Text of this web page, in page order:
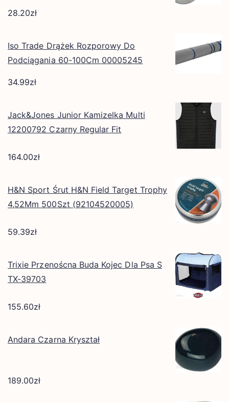
28.20zł
Iso Trade Drążek Rozporowy Do
Podciągania 60-100Cm 00005245
34.99zł
Jack&Jones Junior Kamizelka Multi
12200792 Czarny Regular Fit
164.00zł
H&N Sport Śrut H&N Field Target Trophy
4,52Mm 500Szt (92104520005)
59.39zł
Trixie Przenoścna Buda Kojec Dla Psa S
TX-39703
155.60zł
Andara Czarna Kryształ
189.00zł